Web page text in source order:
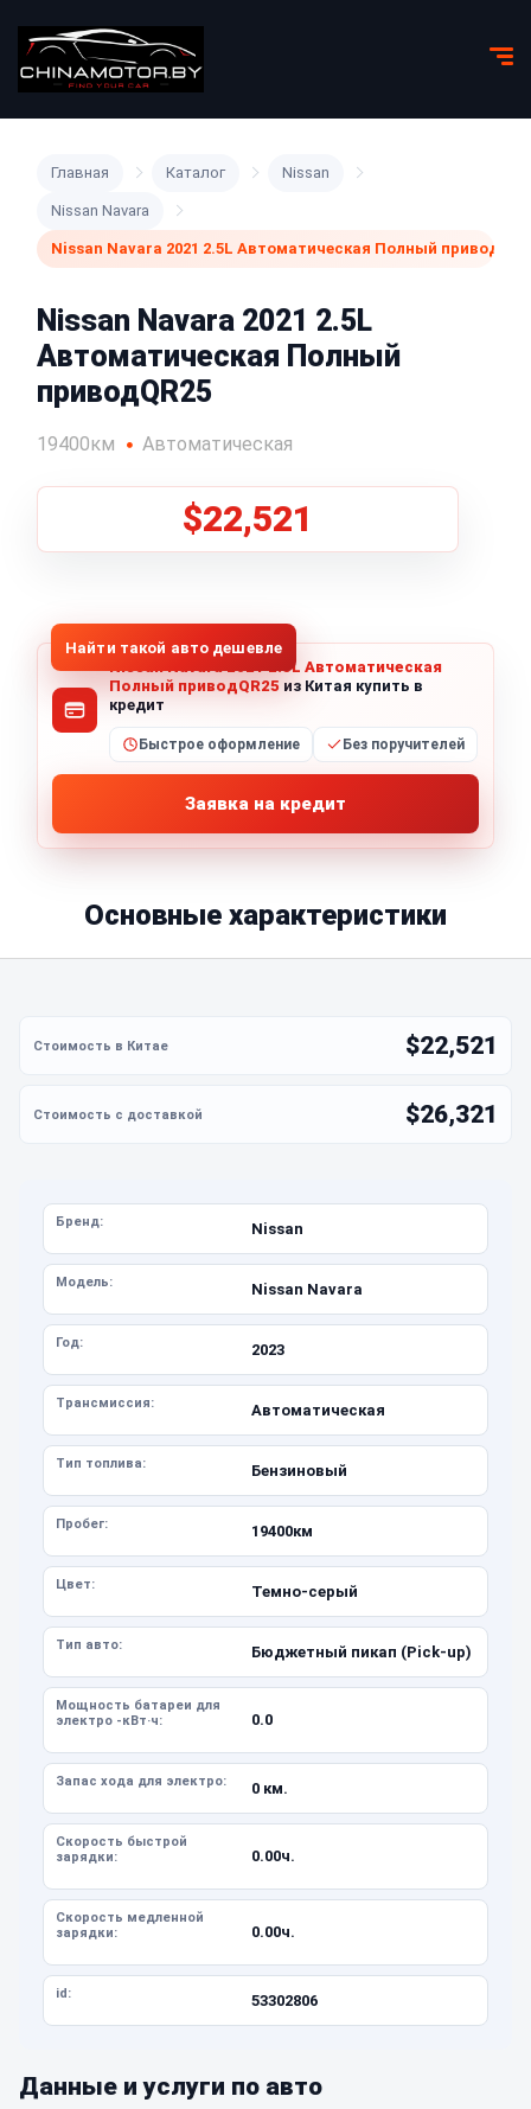
Главная Каталог Nissan
Nissan Navara
Nissan Navara 2021 2.5L Автоматическая Полный
Nissan Navara 2021 2.5L
Автоматическая Полный
приводQR25
19400км Автоматическая
$22,521
Найти такой авто дешевле
Nissan Navara 2021 2.5L Автоматическая
Полный приводQR25 из Китая купить в
кредит
Быстрое оформление Без поручителей
Заявка на кредит
Основные характеристики
$22,521
$26,321
Бренд: Nissan
Модель: Nissan Navara
Год: 2023
Трансмиссия: Автоматическая
Тип топлива: Бензиновый
Пробег: 19400км
Цвет: Темно-серый
Тип авто: Бюджетный пикап (Pick-up)
Мощность батареи для
электро -кВт·ч:
0.0
Запас хода для электро: 0 км.
Скорость быстрой
зарядки:
0.00ч.
Скорость медленной
зарядки:
0.00ч.
id: 53302806
Данные и услуги по авто